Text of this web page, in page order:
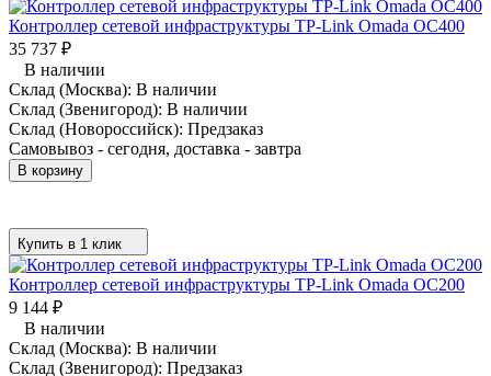
Контроллер сетевой инфраструктуры TP-Link Omada OC400
35 737 ₽
В наличии
Склад (Москва): В наличии
Склад (Звенигород): В наличии
Склад (Новороссийск): Предзаказ
Самовывоз - сегодня, доставка - завтра
В корзину
Купить в 1 клик
Контроллер сетевой инфраструктуры TP-Link Omada OC200
9 144 ₽
В наличии
Склад (Москва): В наличии
Склад (Звенигород): Предзаказ